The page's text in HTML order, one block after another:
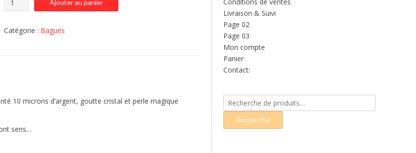
de
001
prend
sens...
Ajouter au panier
Catégorie : Bagues
10 microns d’argent, goutte cristal et perle magique
sens…
Livraison & Suivi
Page 02
Page 03
Mon compte
Panier
Contact:
Recherche
pour :
Recherche